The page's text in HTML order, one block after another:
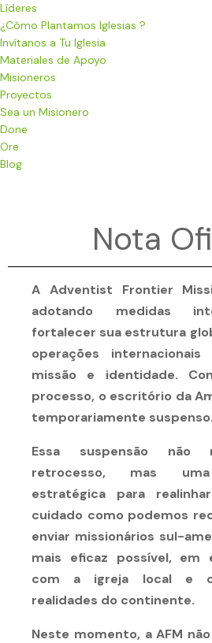
Líderes
¿Cómo Plantamos Iglesias ?
Invítanos a Tu Iglesia
Materiales de Apoyo
Misioneros
Proyectos
Sea un Misionero
Done
Ore
Blog
Nota
A Adventist Frontier
adotando medidas
fortalecer sua estrutura
operações
missão e identidade.
processo, o escritório da
temporariamente suspenso.
Essa suspensão não
retrocesso, mas uma
estratégica para
cuidado como podemos
enviar missionários sul-
mais eficaz possível, em
com a igreja local e
realidades do continente.
Neste momento, a AFM